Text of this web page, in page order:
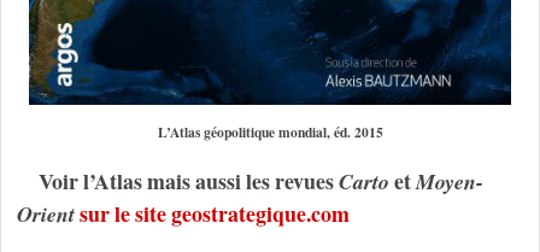
L’Atlas géopolitique mondial, éd. 2015
Voir l’Atlas mais aussi les revuesCarto etMoyen-
Orientsur le site geostrategique.com